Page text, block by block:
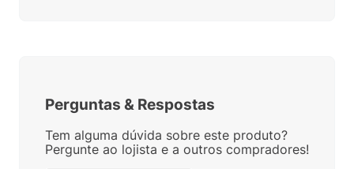
Perguntas & Respostas
Tem alguma dúvida sobre este produto?
Pergunte ao lojista e a outros compradores!